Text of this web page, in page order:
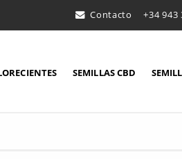
Contacto +34 943
SEMILLAS CBD